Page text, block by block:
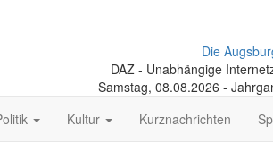
Die
DAZ - Unabhängige
Samstag, 08.08.2026 -
Kultur Kurznachrichten